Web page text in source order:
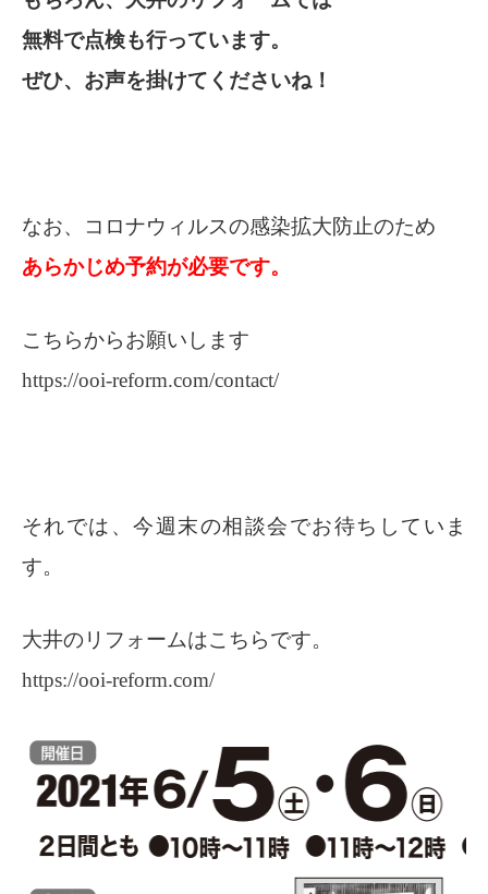
無料で点検も行っています。
ぜひ、お声を掛けてくださいね！
なお、コロナウィルスの感染拡大防止のため
あらかじめ予約が必要です。
こちらからお願いします
https://ooi-reform.com/contact/
それでは、今週末の相談会でお待ちしていま
す。
大井のリフォームはこちらです。
https://ooi-reform.com/